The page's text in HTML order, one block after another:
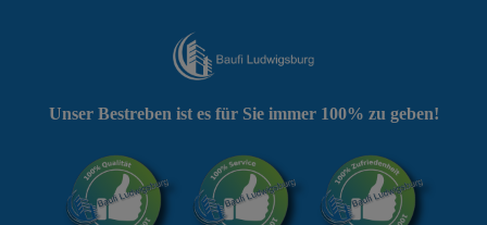
Unser Bestreben ist es für Sie immer 100% zu geben!